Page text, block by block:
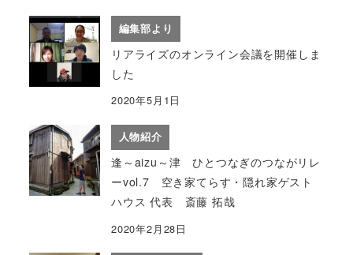
編集部より
リアライズのオンライン会議を開催しま
した
2020年5月1日
人物紹介
逢～aizu～津 ひとつなぎのつながリレ
ーvol.7 空き家てらす・隠れ家ゲスト
ハウス 代表 斎藤 拓哉
2020年2月28日